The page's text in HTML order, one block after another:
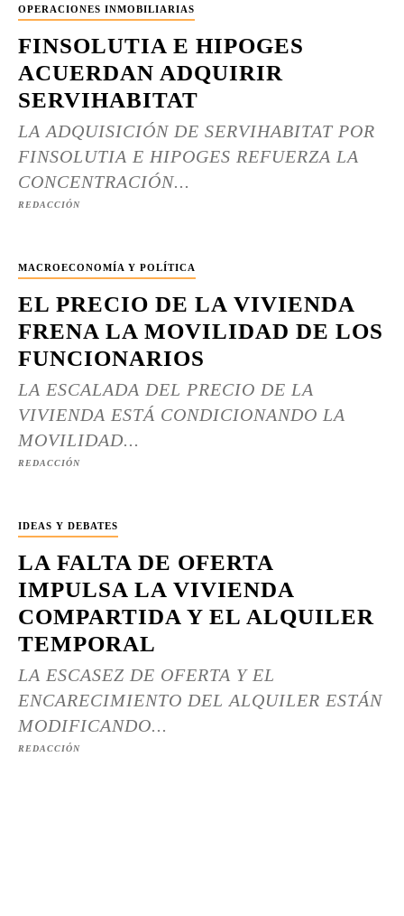
OPERACIONES INMOBILIARIAS
FINSOLUTIA E HIPOGES
ACUERDAN ADQUIRIR
SERVIHABITAT
LA ADQUISICIÓN DE SERVIHABITAT POR
FINSOLUTIA E HIPOGES REFUERZA LA
CONCENTRACIÓN...
REDACCIÓN
MACROECONOMÍA Y POLÍTICA
EL PRECIO DE LA VIVIENDA
FRENA LA MOVILIDAD DE LOS
FUNCIONARIOS
LA ESCALADA DEL PRECIO DE LA
VIVIENDA ESTÁ CONDICIONANDO LA
MOVILIDAD...
REDACCIÓN
IDEAS Y DEBATES
LA FALTA DE OFERTA
IMPULSA LA VIVIENDA
COMPARTIDA Y EL ALQUILER
TEMPORAL
LA ESCASEZ DE OFERTA Y EL
ENCARECIMIENTO DEL ALQUILER ESTÁN
MODIFICANDO...
REDACCIÓN